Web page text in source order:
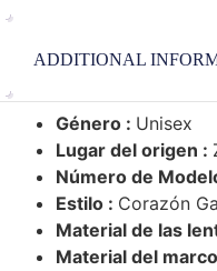
ADDITIONAL
Género : Unisex
Lugar del origen :
Número de
Estilo : Corazón
Material de las
Material del